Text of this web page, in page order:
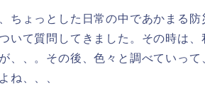
ちょっとした日常の中であかまる
いて質問してきました。その時は
、、。その後、色々と調べていっ
ね、、、